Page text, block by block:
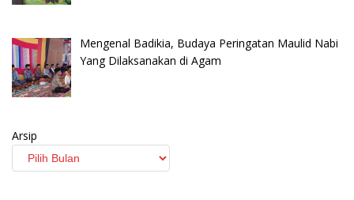
Mengenal Badikia, Budaya Peringatan Maulid Nabi
Yang Dilaksanakan di Agam
Arsip